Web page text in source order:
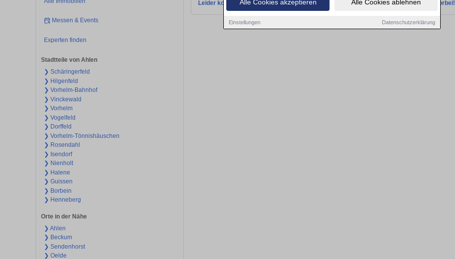
Alle Cookies akzeptieren Alle Cookies ablehnen
Einstellungen Datenschutzerklärung
Messen & Events
Experten finden
Stadtteile von Ahlen
❯ Schäringerfeld
❯ Hilgenfeld
❯ Vorhelm-Bahnhof
❯ Vinckewald
❯ Vorhelm
❯ Vogelfeld
❯ Dorffeld
❯ Vorhelm-Tönnishäuschen
❯ Rosendahl
❯ Isendorf
❯ Nienholt
❯ Halene
❯ Guissen
❯ Borbein
❯ Henneberg
Orte in der Nähe
❯ Ahlen
❯ Beckum
❯ Sendenhorst
❯ Oelde
Leider konnten wir derzeit keine passenden Objekte finden. Schauen Sie bald wieder vorbei!